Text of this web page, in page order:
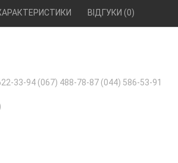
33-94 (067) 488-78-87 (044) 586-53-91
ВІДГУКИ (0)